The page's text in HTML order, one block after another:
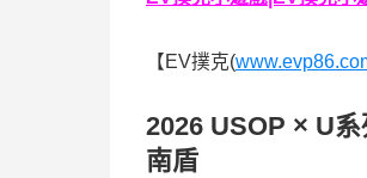
【EV撲克(
2026 USOP × U
南盾